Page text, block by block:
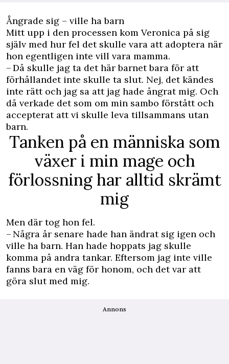
Ångrade sig – ville ha barn
Mitt upp i den processen kom Veronica på sig
själv med hur fel det skulle vara att adoptera när
hon egentligen inte vill vara mamma.
– Då skulle jag ta det här barnet bara för att
förhållandet inte skulle ta slut. Nej, det kändes
inte rätt och jag sa att jag hade ångrat mig. Och
då verkade det som om min sambo förstått och
accepterat att vi skulle leva tillsammans utan
barn.
Tanken på en människa som
växer i min mage och
förlossning har alltid skrämt
mig
Men där tog hon fel.
– Några år senare hade han ändrat sig igen och
ville ha barn. Han hade hoppats jag skulle
komma på andra tankar. Eftersom jag inte ville
fanns bara en väg för honom, och det var att
göra slut med mig.
Annons